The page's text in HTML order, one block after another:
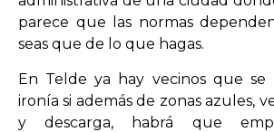
parece que las normas
seas que de lo que hagas.
En Telde ya hay vecinos que
ironía si además de zonas azules,
y descarga, habrá que